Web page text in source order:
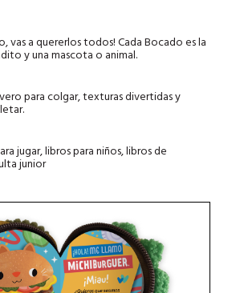
vas a quererlos todos! Cada Bocado es la
y una mascota o animal.
para colgar, texturas divertidas y
jugar, libros para niños, libros de
junior